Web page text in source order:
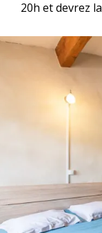
20h et devrez